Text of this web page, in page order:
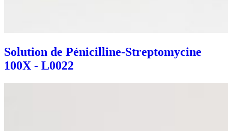
Solution de Pénicilline-Streptomycine
100X - L0022